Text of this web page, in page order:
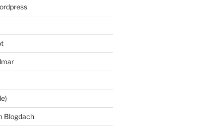
Blogdach